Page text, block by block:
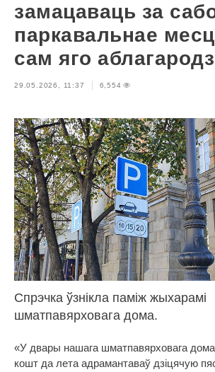
замацаваць за
паркавальнае
сам яго
29.05.2026, 11:37 6,554
Спрэчка ўзнікла паміж жыхарамі
шматпавярховага дома.
«У двары нашага шматпавярховага
кошт да лета адрамантаваў дзіцячую